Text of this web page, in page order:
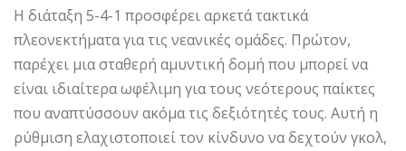
Η διάταξη 5-4-1 προσφέρει αρκετά τακτικά
πλεονεκτήματα για τις νεανικές ομάδες. Πρώτον,
παρέχει μια σταθερή αμυντική δομή που μπορεί να
είναι ιδιαίτερα ωφέλιμη για τους νεότερους παίκτες
που αναπτύσσουν ακόμα τις δεξιότητές τους. Αυτή η
ρύθμιση ελαχιστοποιεί τον κίνδυνο να δεχτούν γκολ,